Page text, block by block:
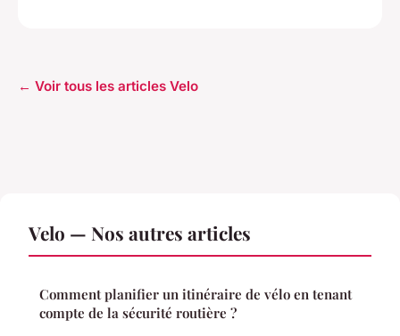
← Voir tous les articles Velo
Velo — Nos autres articles
Comment planifier un itinéraire de vélo en tenant
compte de la sécurité routière ?